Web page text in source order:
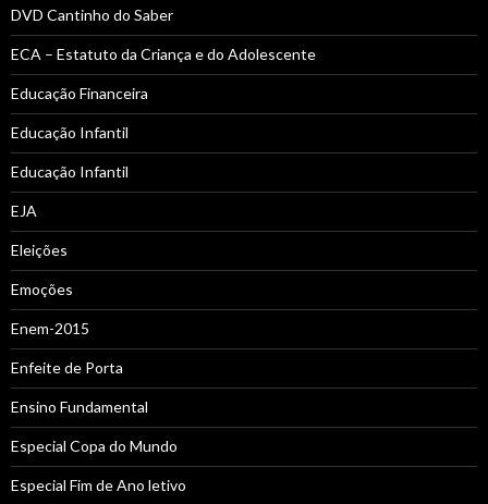
DVD Cantinho do Saber
ECA – Estatuto da Criança e do Adolescente
Educação Financeira
Educação Infantil
Educação Infantil
EJA
Eleições
Emoções
Enem-2015
Enfeite de Porta
Ensino Fundamental
Especial Copa do Mundo
Especial Fim de Ano letivo